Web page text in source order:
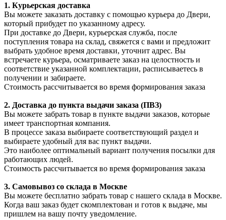
1. Курьерская доставка
Вы можете заказать доставку с помощью курьера до Двери,
который прибудет по указанному адресу.
При доставке до Двери, курьерская служба, после
поступления товара на склад, свяжется с вами и предложит
выбрать удобное время доставки, уточнит адрес. Вы
встречаете курьера, осматриваете заказ на целостность и
соответствие указанной комплектации, расписываетесь в
получении и забираете.
Стоимость рассчитывается во время формирования заказа
2. Доставка до пункта выдачи заказа (ПВЗ)
Вы можете забрать товар в пункте выдачи заказов, которые
имеет транспортная компания.
В процессе заказа выбираете соответствующий раздел и
выбираете удобный для вас пункт выдачи.
Это наиболее оптимальный вариант получения посылки для
работающих людей.
Стоимость рассчитывается во время формирования заказа
3. Самовывоз со склада в Москве
Вы можете бесплатно забрать товар с нашего склада в Москве.
Когда ваш заказ будет скомплектован и готов к выдаче, мы
пришлем на вашу почту уведомление.